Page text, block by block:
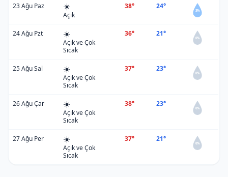
23 Ağu Paz ☀️
Açık
38° 24°
3%
24 Ağu Pzt ☀️
Açık ve Çok
Sıcak
36° 21°
0%
25 Ağu Sal ☀️
Açık ve Çok
Sıcak
37° 23°
0%
26 Ağu Çar ☀️
Açık ve Çok
Sıcak
38° 23°
0%
27 Ağu Per ☀️
Açık ve Çok
Sıcak
37° 21°
0%